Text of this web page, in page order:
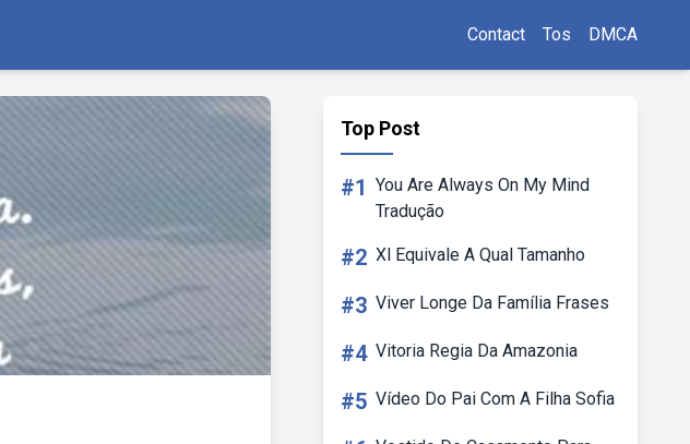
Contact Tos DMCA
Top Post
#1 You Are Always On My Mind
Tradução
#2 Xl Equivale A Qual Tamanho
#3 Viver Longe Da Família Frases
#4 Vitoria Regia Da Amazonia
#5 Vídeo Do Pai Com A Filha Sofia